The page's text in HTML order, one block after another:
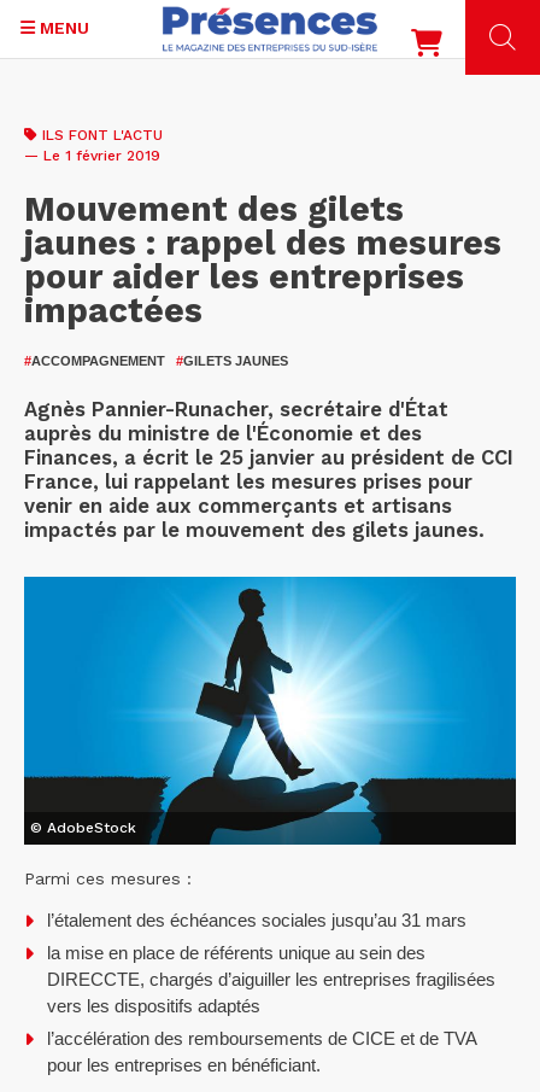
contenu
MENU
ILS FONT L'ACTU
— Le 1 février 2019
Mouvement des gilets
jaunes : rappel des mesures
pour aider les entreprises
impactées
#ACCOMPAGNEMENT #GILETS JAUNES
Agnès Pannier-Runacher, secrétaire d'État
auprès du ministre de l'Économie et des
Finances, a écrit le 25 janvier au président de CCI
France, lui rappelant les mesures prises pour
venir en aide aux commerçants et artisans
impactés par le mouvement des gilets jaunes.
© AdobeStock
Parmi ces mesures :
l’étalement des échéances sociales jusqu’au 31 mars
la mise en place de référents unique au sein des
DIRECCTE, chargés d’aiguiller les entreprises fragilisées
vers les dispositifs adaptés
l’accélération des remboursements de CICE et de TVA
pour les entreprises en bénéficiant.